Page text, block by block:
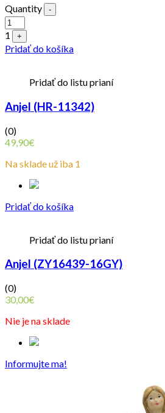
Quantity -
1 +
Pridať do košíka
Pridať do listu prianí
Anjel (HR-11342)
(0)
49,90€
Na sklade už iba 1
Pridať do košíka
Pridať do listu prianí
Anjel (ZY16439-16GY)
(0)
30,00€
Nie je na sklade
Informujte ma!